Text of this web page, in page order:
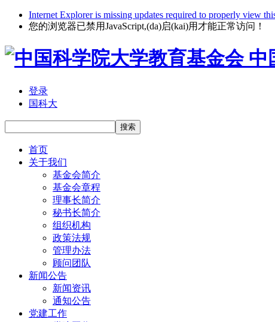
Internet Explorer is missing updates required to properly view
您的浏览器已禁用JavaScript,(da)启(kai)用才能正常访问！
中
登录
国科大
搜索
首页
关于我们
基金会简介
基金会章程
理事长简介
秘书长简介
组织机构
政策法规
管理办法
顾问团队
新闻公告
新闻资讯
通知公告
党建工作